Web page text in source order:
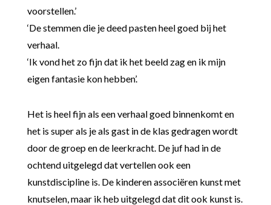
voorstellen.’
‘De stemmen die je deed pasten heel goed bij het
verhaal.
‘Ik vond het zo fijn dat ik het beeld zag en ik mijn
eigen fantasie kon hebben’.
Het is heel fijn als een verhaal goed binnenkomt en
het is super als je als gast in de klas gedragen wordt
door de groep en de leerkracht. De juf had in de
ochtend uitgelegd dat vertellen ook een
kunstdiscipline is. De kinderen associëren kunst met
knutselen, maar ik heb uitgelegd dat dit ook kunst is.